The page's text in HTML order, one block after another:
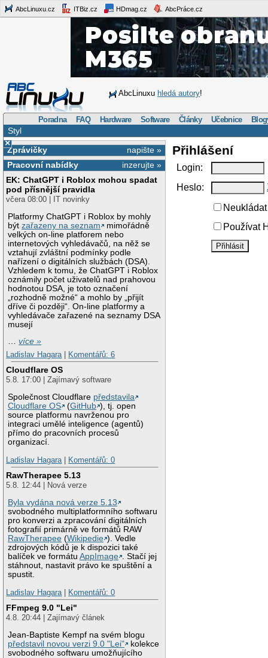
AbcLinuxu.cz ITBiz.cz HDmag.cz AbcPráce.cz
AbcLinuxu hledá autory!
Poradna FAQ Hardware Software Články Učebnice
Styl
×
napište »
Zprávičky
inzerujte »
Pracovní nabídky
EK: ChatGPT i Roblox mohou spadat
pod přísnější pravidla
včera 08:00 | IT novinky
Platformy ChatGPT i Roblox by mohly
býtzařazeny na seznam
mimořádně
velkých on-line platforem nebo
internetových vyhledávačů, na něž se
vztahují zvláštní podmínky podle
nařízení o digitálních službách (DSA).
Vzhledem k tomu, že ChatGPT i Roblox
oznámily počet uživatelů nad prahovou
hodnotou DSA, je toto označení
„rozhodně možné“ a mohlo by „přijít
dříve či později“. On-line platformy a
vyhledávače zařazené na seznamy DSA
musejí
…více »
Ladislav Hagara
Komentářů: 6
Cloudflare OS
5.8. 17:00 | Zajímavý software
Společnost Cloudflare představila
Cloudflare OS
(GitHub ), tj. open
source platformu navrženou pro
integraci umělé inteligence (agentů)
přímo do pracovních procesů
organizací.
Ladislav Hagara
Komentářů: 0
RawTherapee 5.13
5.8. 12:44 | Nová verze
Byla vydána nová verze 5.13
svobodného multiplatformního softwaru
pro konverzi a zpracování digitálních
fotografií primárně ve formátů RAW
RawTherapee (Wikipedie ). Vedle
zdrojových kódů je k dispozici také
balíček ve formátuAppImage . Stačí jej
stáhnout, nastavit právo ke spuštění a
spustit.
Ladislav Hagara
Komentářů: 0
FFmpeg 9.0 "Lei"
4.8. 20:44 | Zajímavý článek
Jean-Baptiste Kempf na svém blogu
představil novou verzi 9.0 "Lei"
kolekce
svobodného softwaru umožňujícího
Přihlášení
Login:
Heslo:
Používat